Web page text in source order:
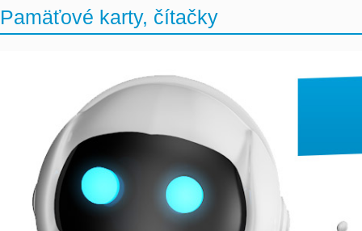
Pamäťové karty, čítačky